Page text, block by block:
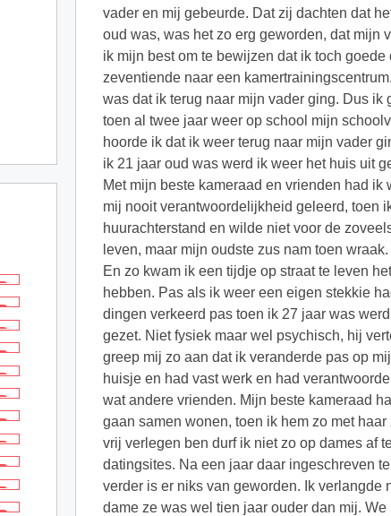
vader en mij gebeurde. Dat zij dachten dat
oud was, was het zo erg geworden, dat mijn
ik mijn best om te bewijzen dat ik toch
zeventiende naar een
was dat ik terug naar mijn vader ging. Dus ik
toen al twee jaar weer op school mijn
hoorde ik dat ik weer terug naar mijn vader
ik 21 jaar oud was werd ik weer het huis uit
Met mijn beste kameraad en vrienden had
mij nooit verantwoordelijkheid geleerd, toen
huurachterstand en wilde niet voor de
leven, maar mijn oudste zus nam toen
En zo kwam ik een tijdje op straat te leven
hebben. Pas als ik weer een eigen stekkie
dingen verkeerd pas toen ik 27 jaar was
gezet. Niet fysiek maar wel psychisch, hij
greep mij zo aan dat ik veranderde pas op
huisje en had vast werk en had
wat andere vrienden. Mijn beste kameraad
gaan samen wonen, toen ik hem zo met
vrij verlegen ben durf ik niet zo op dames af
datingsites. Na een jaar daar ingeschreven
verder is er niks van geworden. Ik
dame ze was wel tien jaar ouder dan mij.